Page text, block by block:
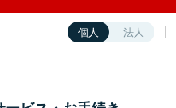
個人 法人